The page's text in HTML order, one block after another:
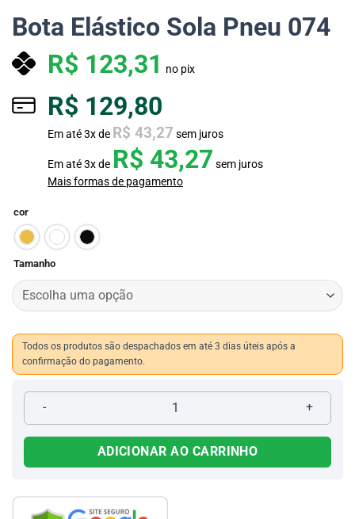
Bota Elástico Sola Pneu 074
R$ 123,31 no pix
R$ 129,80
Em até3x de R$ 43,27 sem juros
Em até3x de R$ 43,27 sem juros
Mais formas de pagamento
cor
Tamanho
Todos os produtos são despachados em até 3 dias úteis após a
confirmação do pagamento.
Bota Elástico Sola Pneu 074 quantidade
ADICIONAR AO CARRINHO